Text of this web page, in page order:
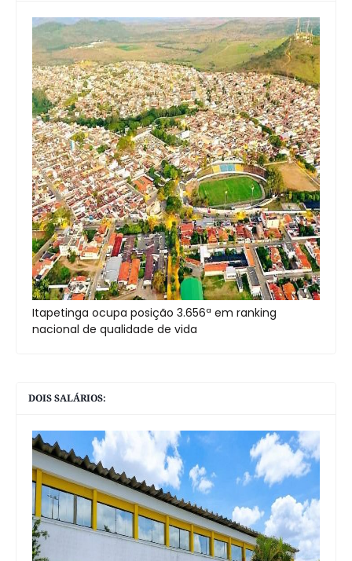
Itapetinga ocupa posição 3.656ª em ranking
nacional de qualidade de vida
DOIS SALÁRIOS: